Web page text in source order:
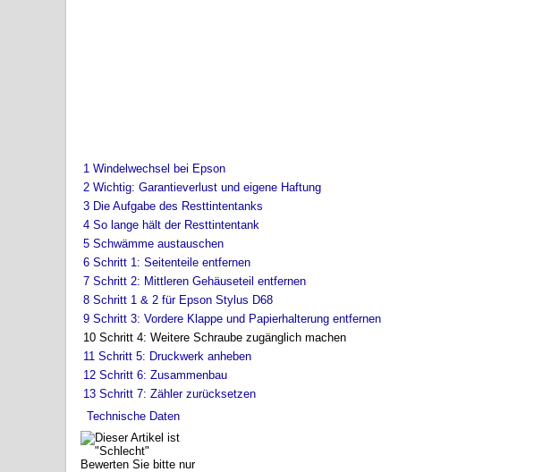
1 Windelwechsel bei Epson
2 Wichtig: Garantieverlust und eigene Haftung
3 Die Aufgabe des Resttintentanks
4 So lange hält der Resttintentank
5 Schwämme austauschen
6 Schritt 1: Seitenteile entfernen
7 Schritt 2: Mittleren Gehäuseteil entfernen
8 Schritt 1 & 2 für Epson Stylus D68
9 Schritt 3: Vordere Klappe und Papierhalterung entfernen
10 Schritt 4: Weitere Schraube zugänglich machen
11 Schritt 5: Druckwerk anheben
12 Schritt 6: Zusammenbau
13 Schritt 7: Zähler zurücksetzen
Technische Daten